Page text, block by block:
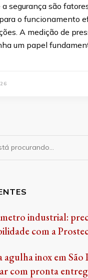
a segurança são
o funcionamento
A medição de
um papel
industrial:
com a
agulha inox em São
com pronta